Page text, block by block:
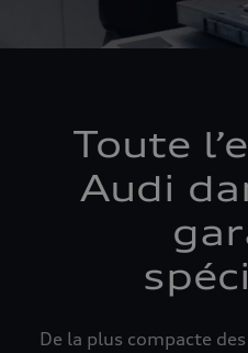
Toute
Audi
De la plus compacte